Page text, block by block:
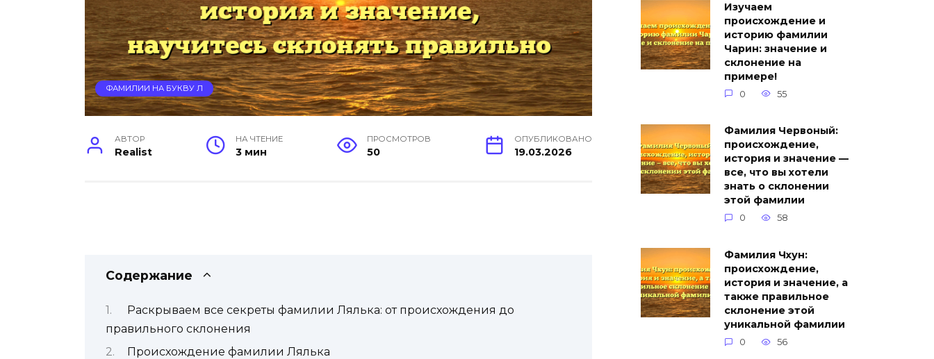
ФАМИЛИИ НА БУКВУ Л
АВТОР
Realist
НА ЧТЕНИЕ
3 мин
ПРОСМОТРОВ
50
ОПУБЛИКОВАНО
19.03.2026
Содержание
Раскрываем все секреты фамилии Лялька: от происхождения до
правильного склонения
Происхождение фамилии Лялька
Изучаем
происхождение и
историю фамилии
Чарин: значение и
склонение на
примере!
0 55
Фамилия Червоный:
происхождение,
история и значение —
все, что вы хотели
знать о склонении
этой фамилии
0 58
Фамилия Чхун:
происхождение,
история и значение, а
также правильное
склонение этой
уникальной фамилии
0 56